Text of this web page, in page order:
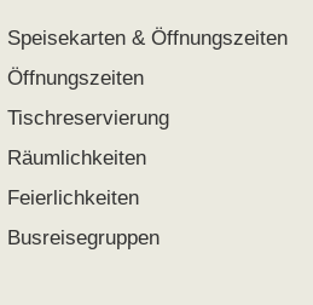
Speisekarten & Öffnungszeiten
Öffnungszeiten
Tischreservierung
Räumlichkeiten
Feierlichkeiten
Busreisegruppen